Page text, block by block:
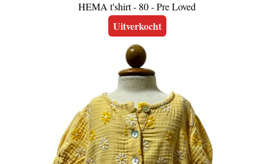
HEMA t'shirt - 80 - Pre Loved
Uitverkocht